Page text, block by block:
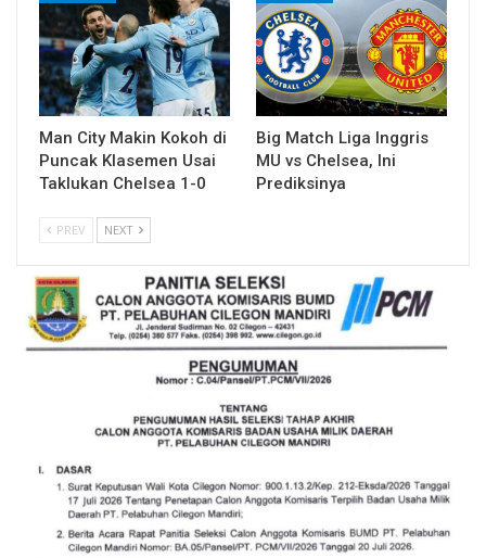
Man City Makin Kokoh di
Puncak Klasemen Usai
Taklukan Chelsea 1-0
Big Match Liga Inggris
MU vs Chelsea, Ini
Prediksinya
PREV NEXT